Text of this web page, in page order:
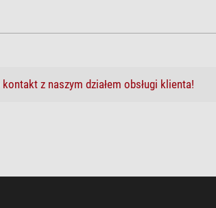
z naszym działem obsługi klienta!